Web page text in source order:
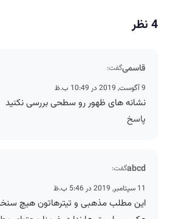
4 نظر
قاسمیگفت:
9 آگوست, 2019 در 10:49 ب.ظ
نشانه های ظهور رو سطحی بررسی نکنید
پاسخ
abcdگفت:
11 سپتامبر, 2019 در 5:46 ب.ظ
این مطلب مذهبی و تیترهاتون هیچ